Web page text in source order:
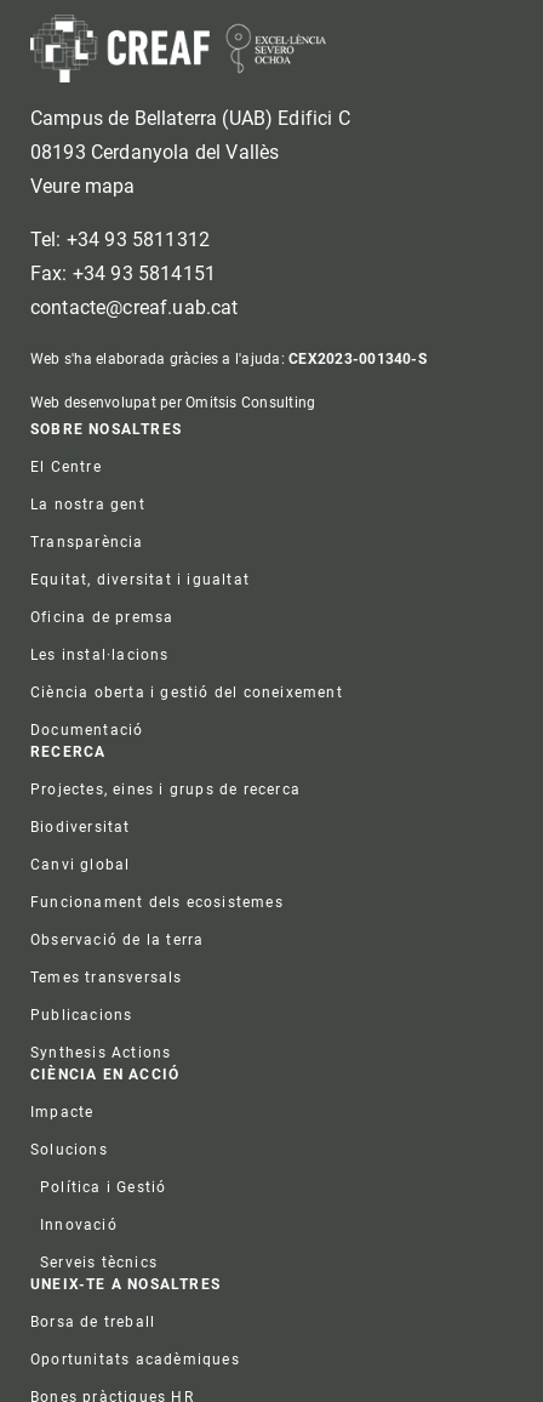
Campus de Bellaterra (UAB) Edifici C
08193 Cerdanyola del Vallès
Veure mapa
Tel: +34 93 5811312
Fax: +34 93 5814151
contacte@creaf.uab.cat
Web s'ha elaborada gràcies a l'ajuda:CEX2023-001340-S
Web desenvolupat per Omitsis Consulting
Footer
SOBRE NOSALTRES
El Centre
La nostra gent
Transparència
Equitat, diversitat i igualtat
Oficina de premsa
Les instal·lacions
Ciència oberta i gestió del coneixement
Documentació
RECERCA
Projectes, eines i grups de recerca
Biodiversitat
Canvi global
Funcionament dels ecosistemes
Observació de la terra
Temes transversals
Publicacions
Synthesis Actions
CIÈNCIA EN ACCIÓ
Impacte
Solucions
Política i Gestió
Innovació
Serveis tècnics
UNEIX-TE A NOSALTRES
Borsa de treball
Oportunitats acadèmiques
Bones pràctiques HR